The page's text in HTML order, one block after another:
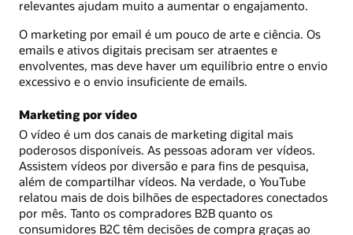
relevantes ajudam muito a aumentar o engajamento.
O marketing por email é um pouco de arte e ciência. Os
emails e ativos digitais precisam ser atraentes e
envolventes, mas deve haver um equilíbrio entre o envio
excessivo e o envio insuficiente de emails.
Marketing por vídeo
O vídeo é um dos canais de marketing digital mais
poderosos disponíveis. As pessoas adoram ver vídeos.
Assistem vídeos por diversão e para fins de pesquisa,
além de compartilhar vídeos. Na verdade, o YouTube
relatou mais de dois bilhões de espectadores conectados
por mês. Tanto os compradores B2B quanto os
consumidores B2C têm decisões de compra graças ao